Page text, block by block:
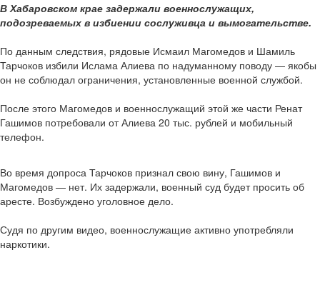
В Хабаровском крае задержали военнослужащих,
подозреваемых в избиении сослуживца и вымогательстве.
По данным следствия, рядовые Исмаил Магомедов и Шамиль
Тарчоков избили Ислама Алиева по надуманному поводу — якобы
он не соблюдал ограничения, установленные военной службой.
После этого Магомедов и военнослужащий этой же части Ренат
Гашимов потребовали от Алиева 20 тыс. рублей и мобильный
телефон.
Во время допроса Тарчоков признал свою вину, Гашимов и
Магомедов — нет. Их задержали, военный суд будет просить об
аресте. Возбуждено уголовное дело.
Судя по другим видео, военнослужащие активно употребляли
наркотики.